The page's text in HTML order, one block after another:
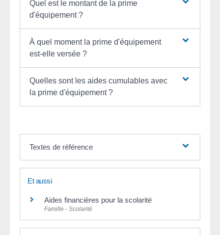
Quel est le montant de la prime
d'équipement ?
À quel moment la prime d'équipement
est-elle versée ?
Quelles sont les aides cumulables avec
la prime d'équipement ?
Textes de référence
Et aussi
Aides financières pour la scolarité
Famille - Scolarité